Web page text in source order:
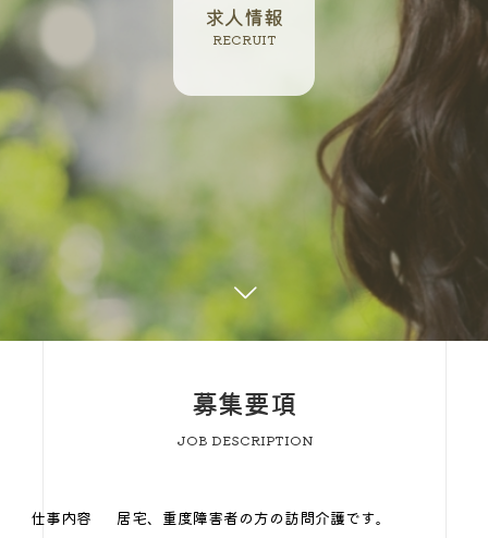
求人情報
RECRUIT
募集要項
JOB DESCRIPTION
仕事内容
居宅、重度障害者の方の訪問介護です。